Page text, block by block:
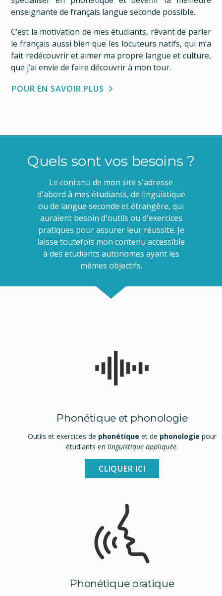
enseignante de français langue seconde possible.
C’est la motivation de mes étudiants, rêvant de parler
le français aussi bien que les locuteurs natifs, qui m’a
fait redécouvrir et aimer ma propre langue et culture,
que j’ai envie de faire découvrir à mon tour.
POUR EN SAVOIR PLUS
Quels sont vos besoins ?
Le contenu de mon site s'adresse
d'abord à mes étudiants, de linguistique
ou de langue seconde et étrangère, qui
auraient besoin d'outils ou d'exercices
pratiques pour assurer leur réussite. Je
laisse toutefois mon contenu accessible
à des étudiants autonomes ayant les
mêmes objectifs.
Phonétique et phonologie
Outils et exercices de phonétique et de phonologie pour
étudiants enlinguistique appliquée.
CLIQUER ICI
Phonétique pratique